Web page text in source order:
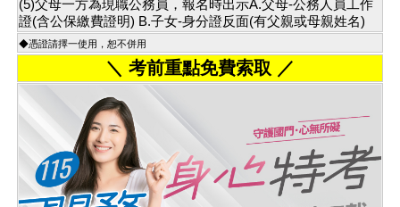
(5)父母一方為現職公務員，報名時出示A.父母-公務人員工作
證(含公保繳費證明) B.子女-身分證反面(有父親或母親姓名)
◆憑證請擇一使用，恕不併用
＼ 考前重點免費索取 ／